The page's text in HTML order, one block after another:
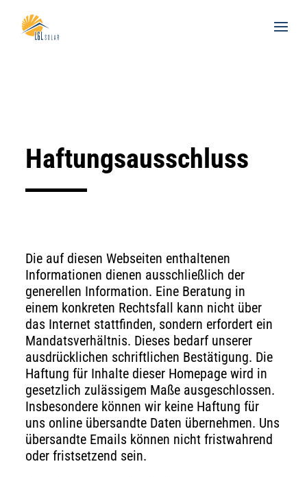
Haftungsausschluss
Die auf diesen Webseiten enthaltenen
Informationen dienen ausschließlich der
generellen Information. Eine Beratung in
einem konkreten Rechtsfall kann nicht über
das Internet stattfinden, sondern erfordert ein
Mandatsverhältnis. Dieses bedarf unserer
ausdrücklichen schriftlichen Bestätigung. Die
Haftung für Inhalte dieser Homepage wird in
gesetzlich zulässigem Maße ausgeschlossen.
Insbesondere können wir keine Haftung für
uns online übersandte Daten übernehmen. Uns
übersandte Emails können nicht fristwahrend
oder fristsetzend sein.